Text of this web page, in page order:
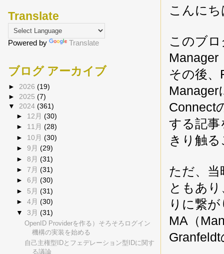
こんに
このブ
Manager
その後、
Manager
Connect
する記
きり触
ただ、
ともあ
りに繋
MA（
Translate
Powered by Translate
ブログ アーカイブ
► 2026 (19)
► 2025 (7)
▼ 2024 (361)
► 12月(30)
► 11月(28)
► 10月(30)
►9月(29)
►8月(31)
►7月(31)
►6月(30)
► 5月(31)
►4月(30)
▼ 3月(31)
OpenID Providerを作る）そろそろログイン
機構の実装を始める
自己主権型IDとフェデレーション型IDに関す
る議論